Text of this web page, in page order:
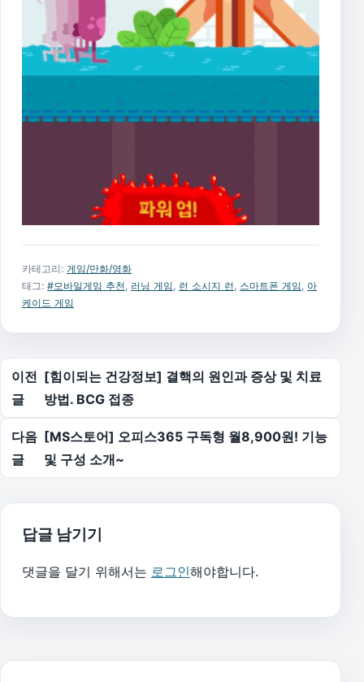
카테고리: 게임/만화/영화
태그: #모바일게임 추천, 러닝 게임, 런 소시지 런, 스마트폰 게임, 아
케이드 게임
글 탐색
이전
글
[힘이되는 건강정보] 결핵의 원인과 증상 및 치료
방법. BCG 접종
다음
글
[MS스토어] 오피스365 구독형 월8,900원! 기능
및 구성 소개~
답글 남기기
댓글을 달기 위해서는 로그인해야합니다.